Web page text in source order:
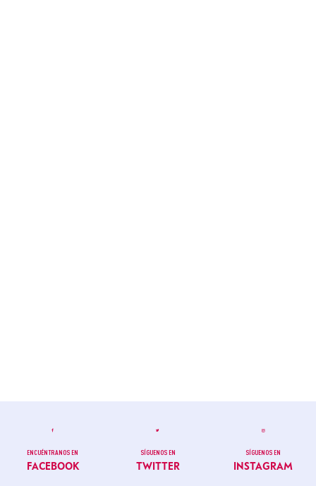
ENCUÉNTRANOS EN
FACEBOOK
SÍGUENOS EN
TWITTER
SÍGUENOS EN
INSTAGRAM